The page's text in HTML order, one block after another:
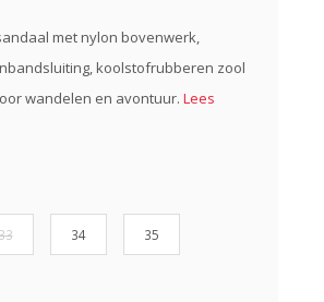
met nylon bovenwerk,
koolstofrubberen zool
wandelen en avontuur. Lees
34 35